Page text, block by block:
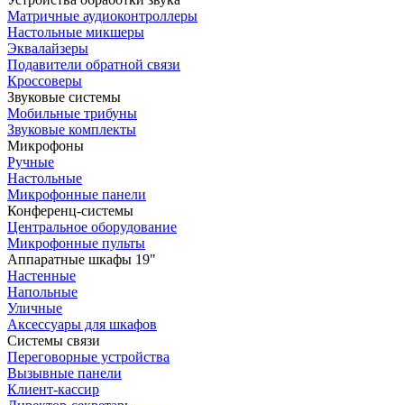
Матричные аудиоконтроллеры
Настольные микшеры
Эквалайзеры
Подавители обратной связи
Кроссоверы
Звуковые системы
Мобильные трибуны
Звуковые комплекты
Микрофоны
Ручные
Настольные
Микрофонные панели
Конференц-системы
Центральное оборудование
Микрофонные пульты
Аппаратные шкафы 19"
Настенные
Напольные
Уличные
Аксессуары для шкафов
Системы связи
Переговорные устройства
Вызывные панели
Клиент-кассир